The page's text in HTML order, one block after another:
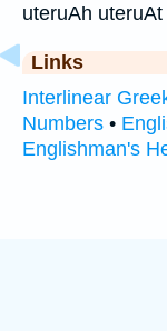
uteruAh
Links
Interlinear
Numbers •
Englishman's